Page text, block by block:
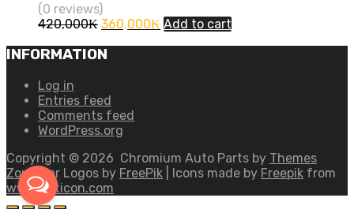
(0 reviews)
420,000₭ Original
was:
360,000₭ Current
Add to cart
INFORMATION
Log in
Entries feed
Comments feed
WordPress.org
Copyright © 2026 Chromium Auto Parts by Themes
ZoneCar Logos by FreePik | Icons made by Freepik from
www.flaticon.com